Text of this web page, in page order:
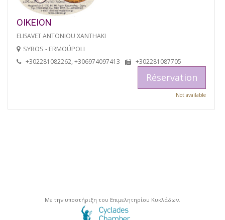
OIKEION
ELISAVET ANTONIOU XANTHAKI
SYROS - ERMOÚPOLI
+302281082262, +306974097413 +302281087705
Réservation
Not available
Με την υποστήριξη του Επιμελητηρίου Κυκλάδων.